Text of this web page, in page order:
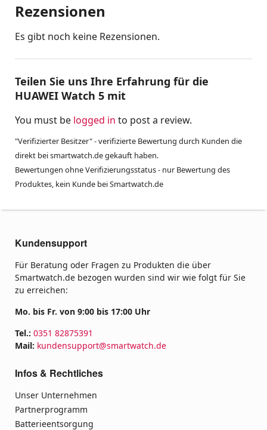
Rezensionen
Es gibt noch keine Rezensionen.
Teilen Sie uns Ihre Erfahrung für die
HUAWEI Watch 5 mit
You must be logged in to post a review.
"Verifizierter Besitzer" - verifizierte Bewertung durch Kunden die
direkt bei smartwatch.de gekauft haben.
Bewertungen ohne Verifizierungsstatus - nur Bewertung des
Produktes, kein Kunde bei Smartwatch.de
Kundensupport
Für Beratung oder Fragen zu Produkten die über
Smartwatch.de bezogen wurden sind wir wie folgt für Sie
zu erreichen:
Mo. bis Fr. von 9:00 bis 17:00 Uhr
Tel.: 0351 82875391
Mail: kundensupport@smartwatch.de
Infos & Rechtliches
Unser Unternehmen
Partnerprogramm
Batterieentsorgung